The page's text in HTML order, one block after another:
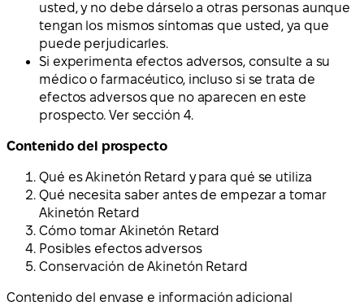
usted, y no debe dárselo a otras personas aunque
tengan los mismos síntomas que usted, ya que
puede perjudicarles.
Si experimenta efectos adversos, consulte a su
médico o farmacéutico, incluso si se trata de
efectos adversos que no aparecen en este
prospecto. Ver sección 4.
Contenido del prospecto
Qué es Akinetón Retard y para qué se utiliza
Qué necesita saber antes de empezar a tomar
Akinetón Retard
Cómo tomar Akinetón Retard
Posibles efectos adversos
Conservación de Akinetón Retard
Contenido del envase e información adicional